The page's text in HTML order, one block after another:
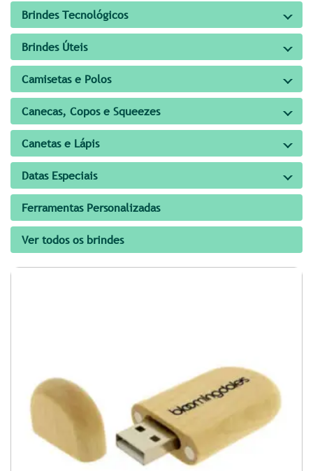
Brindes Tecnológicos
Brindes Úteis
Camisetas e Polos
Canecas, Copos e Squeezes
Canetas e Lápis
Datas Especiais
Ferramentas Personalizadas
Ver todos os brindes